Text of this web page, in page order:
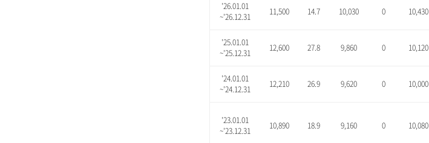
'26.01.01
~'26.12.31
11,500 14.7 10,030 0 10,430
'25.01.01
~'25.12.31
12,600 27.8 9,860 0 10,120
'24.01.01
~'24.12.31
12,210 26.9 9,620 0 10,000
'23.01.01
~'23.12.31
10,890 18.9 9,160 0 10,080